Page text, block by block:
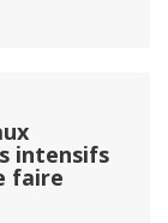
intensifs
faire